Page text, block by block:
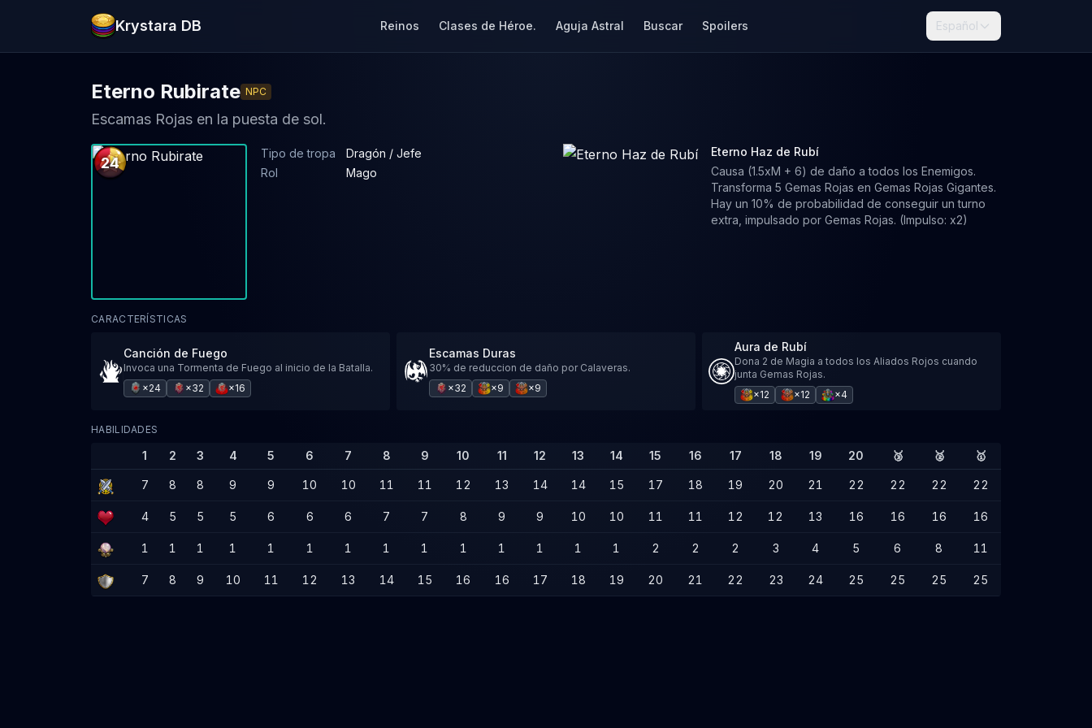
Krystara DB Reinos Clases de Héroe. Aguja Astral Buscar Spoilers Español
Eterno Rubirate NPC
Escamas Rojas en la puesta de sol.
24
Tipo de tropa
Dragón / Jefe
Rol
Mago
Eterno Haz de Rubí
Causa (1.5xM + 6) de daño a todos los Enemigos.
Transforma 5 Gemas Rojas en Gemas Rojas Gigantes.
Hay un 10% de probabilidad de conseguir un turno
extra, impulsado por Gemas Rojas. (Impulso: x2)
CARACTERÍSTICAS
Canción de Fuego
Invoca una Tormenta de Fuego al inicio de la Batalla.
×24
×32 ×16
Escamas Duras
30% de reduccion de daño por Calaveras.
×32
×9 ×9
Aura de Rubí
Dona 2 de Magia a todos los Aliados Rojos cuando
junta Gemas Rojas.
×12
×12 ×4
HABILIDADES
1 2 3 4 5 6 7 8 9 10 11 12 13 14 15 16 17 18 19 20 🥉 🥈 🥇
7 8 8 9 9 10 10 11 11 12 13 14 14 15 17 18 19 20 21 22 22 22 22
4 5 5 5 6 6 6 7 7 8 9 9 10 10 11 11 12 12 13 16 16 16 16
1 1 1 1 1 1 1 1 1 1 1 1 1 1 2 2 2 3 4 5 6 8 11
7 8 9 10 11 12 13 14 15 16 16 17 18 19 20 21 22 23 24 25 25 25 25